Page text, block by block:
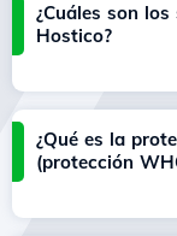
¿Cuáles son
Hostico?
¿Qué es la
(protección